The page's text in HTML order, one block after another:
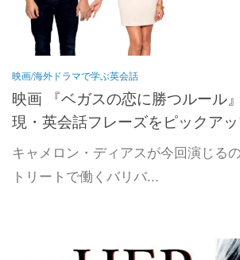
映画/海外ドラマで学ぶ英会話
映画 『ベガスの恋に勝つルール
現・英会話フレーズをピックア
キャメロン・ディアスが今回演じる
トリートで働くバリバ...